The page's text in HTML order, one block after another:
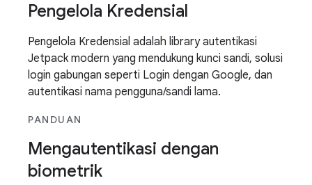
Pengelola Kredensial
Pengelola Kredensial adalah library autentikasi
Jetpack modern yang mendukung kunci sandi, solusi
login gabungan seperti Login dengan Google, dan
autentikasi nama pengguna/sandi lama.
PANDUAN
Mengautentikasi dengan
biometrik